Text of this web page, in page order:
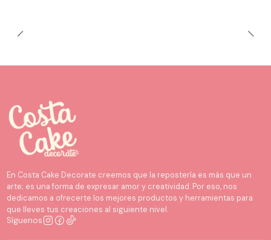
En Costa Cake Decorate creemos que la repostería es más que un
arte; es una forma de expresar amor y creatividad. Por eso, nos
dedicamos a ofrecerte los mejores productos y herramientas para
que lleves tus creaciones al siguiente nivel.
Síguenos